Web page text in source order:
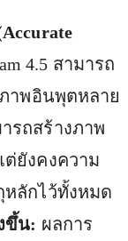
4.5 สามารถ
าพอินพุตหลาย
รถสร้างภาพ
ยังคงความ
หลักไว้ทั้งหมด
ขึ้น: ผลการ